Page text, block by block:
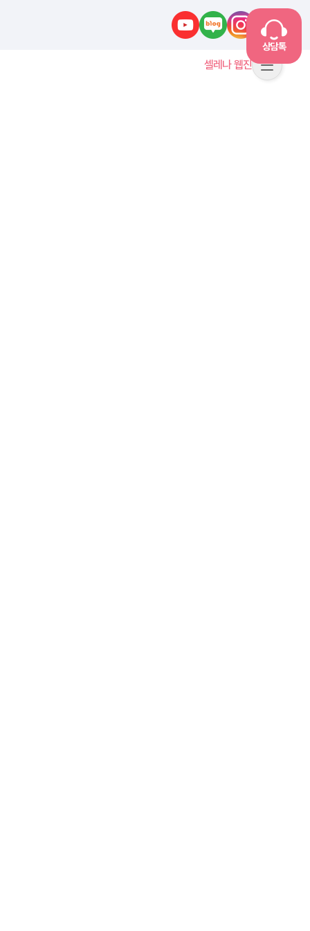
유튜브네이버블로그인스타그램카카오톡
셀레나 웹진 메뉴
상담톡